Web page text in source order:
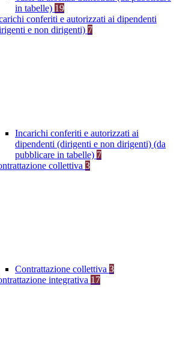
in tabelle) 19
conferiti e autorizzati ai dipendenti
e non dirigenti) 7
Incarichi conferiti e autorizzati ai
dipendenti (dirigenti e non dirigenti) (da
pubblicare in tabelle) 7
collettiva 3
Contrattazione collettiva 3
integrativa 17